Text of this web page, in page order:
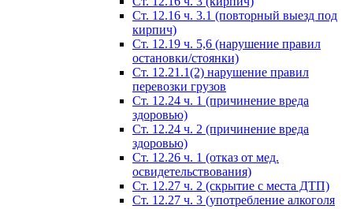
Ст. 12.16 ч. 3.1 (повторный выезд под
кирпич)
Ст. 12.19 ч. 5,6 (нарушение правил
остановки/стоянки)
Ст. 12.21.1(2) нарушение правил
перевозки грузов
Ст. 12.24 ч. 1 (причинение вреда
здоровью)
Ст. 12.24 ч. 2 (причинение вреда
здоровью)
Ст. 12.26 ч. 1 (отказ от мед.
освидетельствования)
Ст. 12.27 ч. 2 (скрытие с места ДТП)
Ст. 12.27 ч. 3 (употребление алкоголя